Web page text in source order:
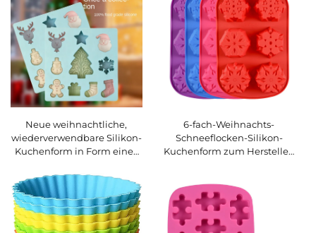
Neue weihnachtliche,
wiederverwendbare Silikon-
Kuchenform in Form eines
Lebkuchenmann,
handgefertigte DIY-Kekse
und Backform
6-fach-Weihnachts-
Schneeflocken-Silikon-
Kuchenform zum Herstellen
Kuchendekoration